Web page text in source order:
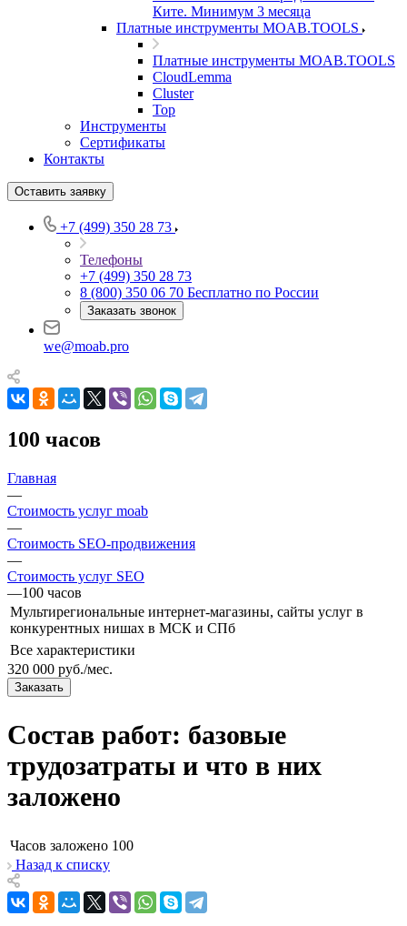
Ките. Минимум 3 месяца
Платные инструменты MOAB.TOOLS
Платные инструменты MOAB.TOOLS
CloudLemma
Cluster
Top
Инструменты
Сертификаты
Контакты
Оставить заявку
+7 (499) 350 28 73
Телефоны
+7 (499) 350 28 73
8 (800) 350 06 70 Бесплатно по России
Заказать звонок
we@moab.pro
100 часов
Главная
—
Стоимость услуг moab
—
Стоимость SEO-продвижения
—
Стоимость услуг SEO
—100 часов
Мультирегиональные интернет-магазины, сайты услуг в
конкурентных нишах в МСК и СПб
Все характеристики
320 000 руб./мес.
Заказать
Состав работ: базовые
трудозатраты и что в них
заложено
Часов заложено 100
Назад к списку